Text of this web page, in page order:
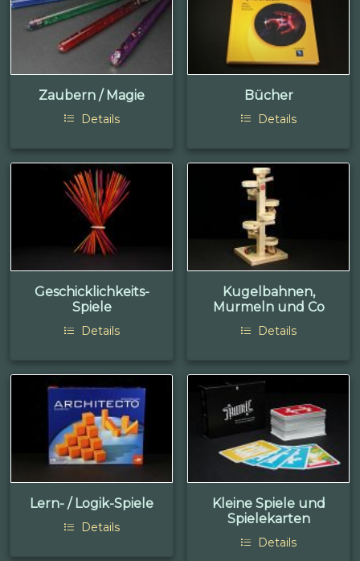
Zaubern / Magie
Details
Bücher
Details
Geschicklichkeits-
Spiele
Details
Kugelbahnen,
Murmeln und Co
Details
Lern- / Logik-Spiele
Details
Kleine Spiele und
Spielekarten
Details